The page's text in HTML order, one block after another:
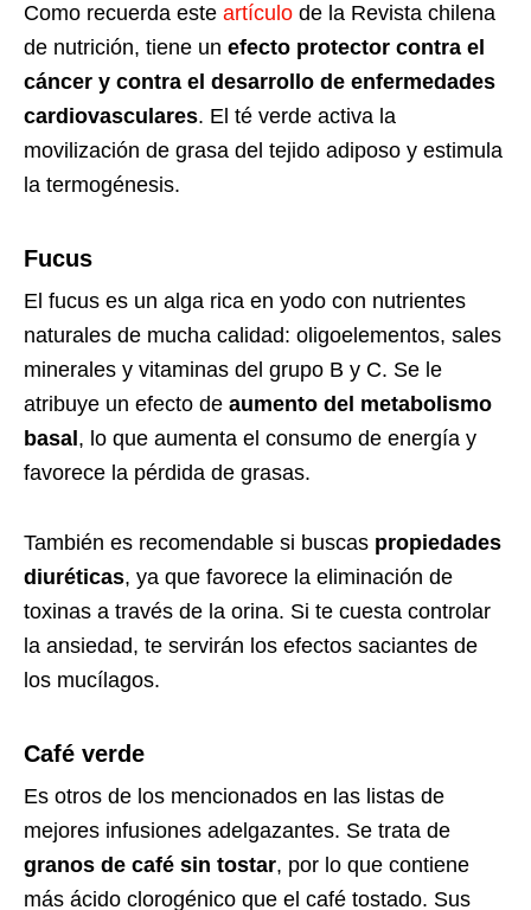
Como recuerda este artículo de la Revista chilena
de nutrición, tiene un efecto protector contra el
cáncer y contra el desarrollo de enfermedades
cardiovasculares. El té verde activa la
movilización de grasa del tejido adiposo y estimula
la termogénesis.
Fucus
El fucus es un alga rica en yodo con nutrientes
naturales de mucha calidad: oligoelementos, sales
minerales y vitaminas del grupo B y C. Se le
atribuye un efecto de aumento del metabolismo
basal , lo que aumenta el consumo de energía y
favorece la pérdida de grasas.
También es recomendable si buscas propiedades
diuréticas, ya que favorece la eliminación de
toxinas a través de la orina. Si te cuesta controlar
la ansiedad, te servirán los efectos saciantes de
los mucílagos.
Café verde
Es otros de los mencionados en las listas de
mejores infusiones adelgazantes. Se trata de
granos de café sin tostar, por lo que contiene
más ácido clorogénico que el café tostado. Sus